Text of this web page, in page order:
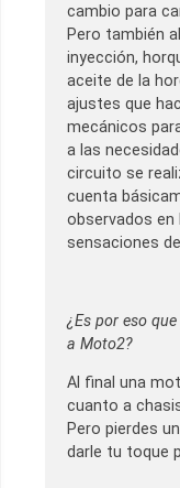
cambio para
Pero también
inyección,
aceite de la
ajustes que
mecánicos
a las
circuito se
cuenta
observados en
sensaciones
¿Es por eso
a Moto2?
Al final una
cuanto a
Pero pierdes
darle tu toque